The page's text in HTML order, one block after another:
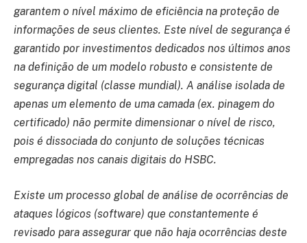
garantem o nível máximo de eficiência na proteção de
informações de seus clientes. Este nível de segurança é
garantido por investimentos dedicados nos últimos anos
na definição de um modelo robusto e consistente de
segurança digital (classe mundial). A análise isolada de
apenas um elemento de uma camada (ex. pinagem do
certificado) não permite dimensionar o nível de risco,
pois é dissociada do conjunto de soluções técnicas
empregadas nos canais digitais do HSBC.
Existe um processo global de análise de ocorrências de
ataques lógicos (software) que constantemente é
revisado para assegurar que não haja ocorrências deste